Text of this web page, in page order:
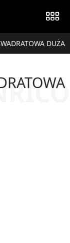
DUŻA